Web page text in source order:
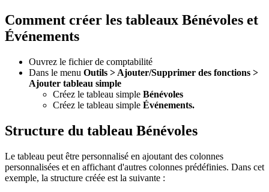
Comment créer les tableaux Bénévoles et
Événements
Ouvrez le fichier de comptabilité
Dans le menu Outils > Ajouter/Supprimer des fonctions >
Ajouter tableau simple
Créez le tableau simple Bénévoles
Créez le tableau simple Événements.
Structure du tableau Bénévoles
Le tableau peut être personnalisé en ajoutant des colonnes
personnalisées et en affichant d'autres colonnes prédéfinies. Dans cet
exemple, la structure créée est la suivante :